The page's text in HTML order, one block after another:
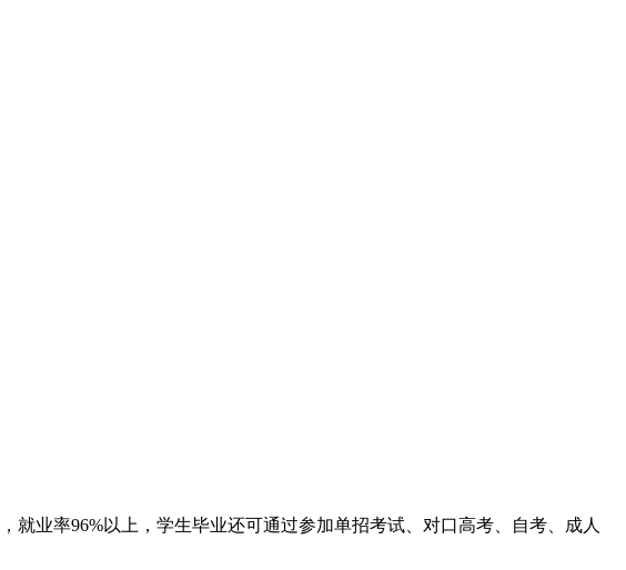
业率96%以上，学生毕业还可通过参加单招考试、对口高考、自考、成人